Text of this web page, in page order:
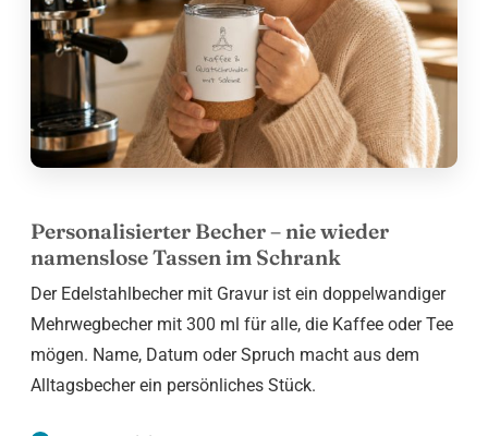
Personalisierter Becher – nie wieder
namenslose Tassen im Schrank
Der Edelstahlbecher mit Gravur ist ein doppelwandiger
Mehrwegbecher mit 300 ml für alle, die Kaffee oder Tee
mögen. Name, Datum oder Spruch macht aus dem
Alltagsbecher ein persönliches Stück.